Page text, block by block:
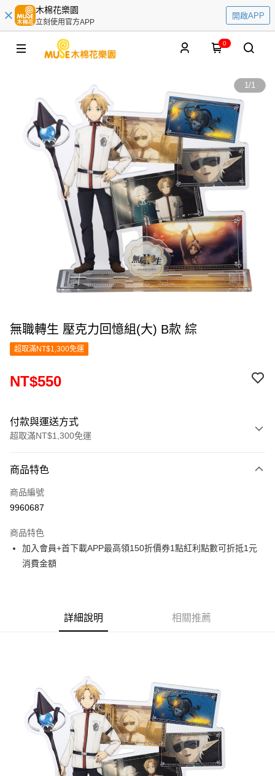
木棉花樂園
立刻使用官方APP
開啟APP
0
1/1
無職轉生 壓克力回憶組(大) B款 綜
超取滿NT$1,300免運
NT$550
付款與運送方式
超取滿NT$1,300免運
信用卡一次付款
超商取貨付款
Apple Pay
悠遊付
全家取貨付款
每筆NT$65，滿NT$1,300(含以上)免運費
付款後全家取貨
每筆NT$65，滿NT$1,300(含以上)免運費
(不開放使用，請勿選取）
商品特色
商品編號
9960687
商品特色
加入會員+首下載APP最高領150折價券1點紅利點數可折抵1元
消費金額
詳細說明 相關推薦